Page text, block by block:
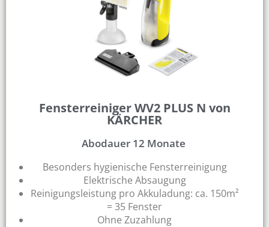
Fensterreiniger WV2 PLUS N von
KÄRCHER
Abodauer 12 Monate
Besonders hygienische Fensterreinigung
Elektrische Absaugung
Reinigungsleistung pro Akkuladung: ca. 150m²
= 35 Fenster
Ohne Zuzahlung